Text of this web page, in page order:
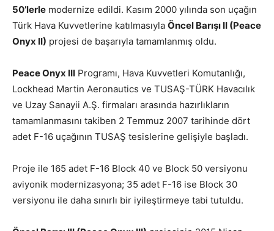
50’lerle modernize edildi. Kasım 2000 yılında son uçağın
Türk Hava Kuvvetlerine katılmasıyla Öncel Barışı II (Peace
Onyx II) projesi de başarıyla tamamlanmış oldu.
Peace Onyx III Programı, Hava Kuvvetleri Komutanlığı,
Lockhead Martin Aeronautics ve TUSAŞ-TÜRK Havacılık
ve Uzay Sanayii A.Ş. firmaları arasında hazırlıkların
tamamlanmasını takiben 2 Temmuz 2007 tarihinde dört
adet F-16 uçağının TUSAŞ tesislerine gelişiyle başladı.
Proje ile 165 adet F-16 Block 40 ve Block 50 versiyonu
aviyonik modernizasyona; 35 adet F-16 ise Block 30
versiyonu ile daha sınırlı bir iyileştirmeye tabi tutuldu.